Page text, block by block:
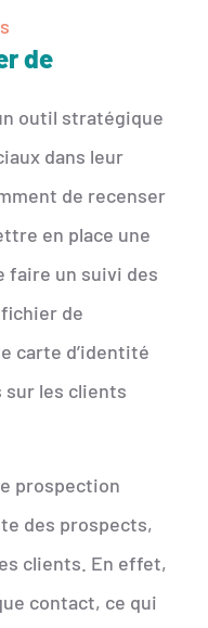
de
outil stratégique
dans leur
de recenser
en place une
faire un suivi des
de
carte d’identité
les clients
prospection
des prospects,
clients. En effet,
contact, ce qui